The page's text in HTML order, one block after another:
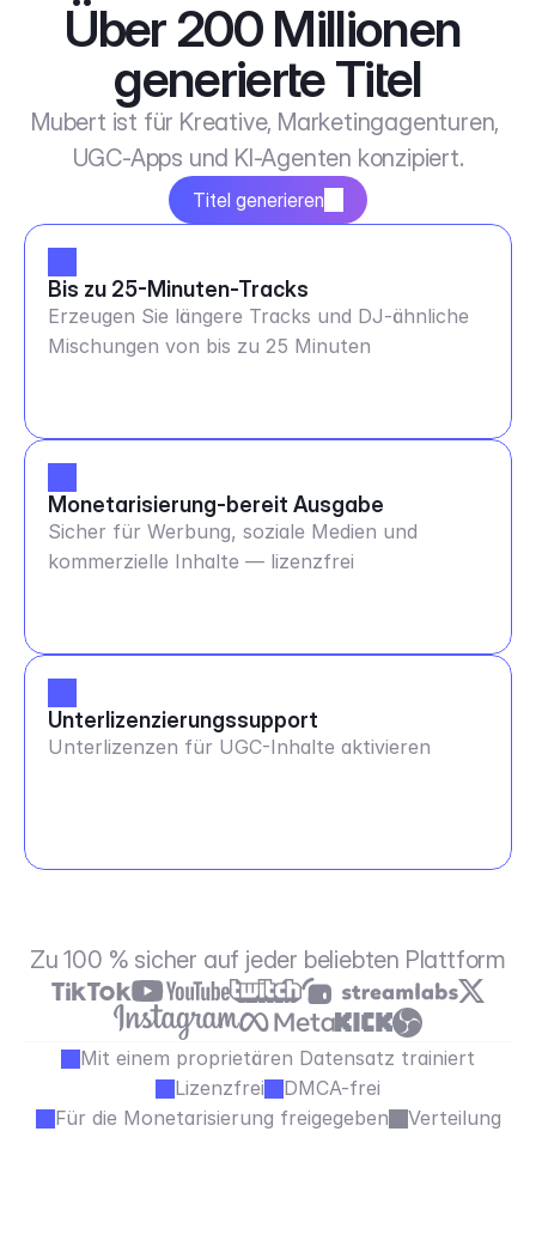
Über 200 Millionen
generierte Titel
Mubert ist für Kreative, Marketingagenturen,
UGC-Apps und KI-Agenten konzipiert.
Titel generieren
Bis zu 25-Minuten-Tracks
Erzeugen Sie längere Tracks und DJ-ähnliche
Mischungen von bis zu 25 Minuten
Monetarisierung-bereit Ausgabe
Sicher für Werbung, soziale Medien und
kommerzielle Inhalte — lizenzfrei
Unterlizenzierungssupport
Unterlizenzen für UGC-Inhalte aktivieren
Zu 100 % sicher auf jeder beliebten Plattform
Mit einem proprietären Datensatz trainiert
Lizenzfrei
DMCA-frei
Für die Monetarisierung freigegeben
Verteilung